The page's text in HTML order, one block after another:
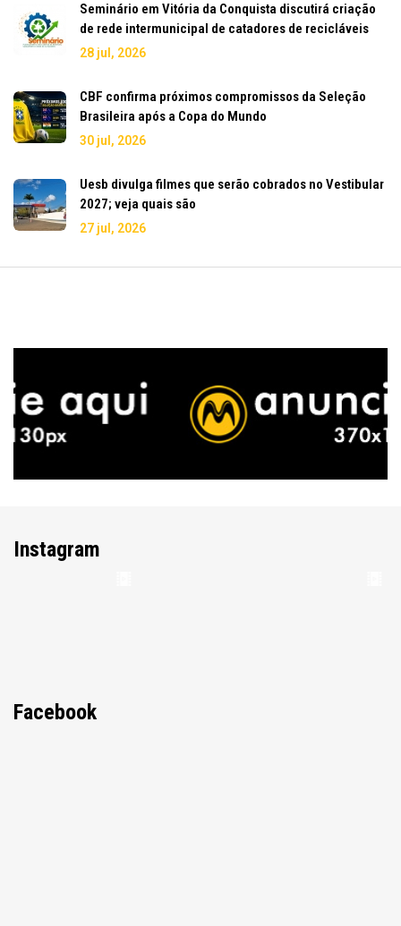
Seminário em Vitória da Conquista discutirá criação
de rede intermunicipal de catadores de recicláveis
28 jul, 2026
CBF confirma próximos compromissos da Seleção
Brasileira após a Copa do Mundo
30 jul, 2026
Uesb divulga filmes que serão cobrados no Vestibular
2027; veja quais são
27 jul, 2026
Instagram
Facebook